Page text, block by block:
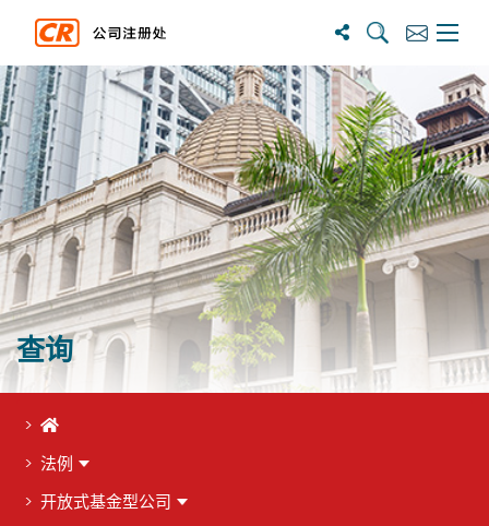
搜尋 訂閱主選
查询
首页
法例
开放式基金型公司